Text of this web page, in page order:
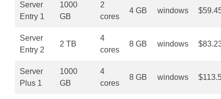
Server
Entry 1
1000
GB
2
cores
4 GB windows
Server
Entry 2
2 TB
4
cores
8 GB windows
Server
Plus 1
1000
GB
4
cores
8 GB windows